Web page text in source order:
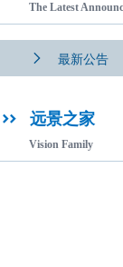
The Latest
 最新公告
 远景之家
Vision Family